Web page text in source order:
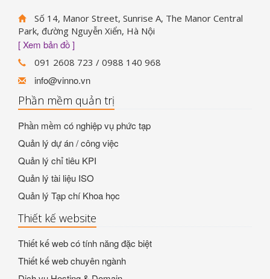
Số 14, Manor Street, Sunrise A, The Manor Central
Park, đường Nguyễn Xiển, Hà Nội
[ Xem bản đồ ]
091 2608 723 / 0988 140 968
info@vinno.vn
Phần mềm quản trị
Phần mềm có nghiệp vụ phức tạp
Quản lý dự án / công việc
Quản lý chỉ tiêu KPI
Quản lý tài liệu ISO
Quản lý Tạp chí Khoa học
Thiết kế website
Thiết kế web có tính năng đặc biệt
Thiết kế web chuyên ngành